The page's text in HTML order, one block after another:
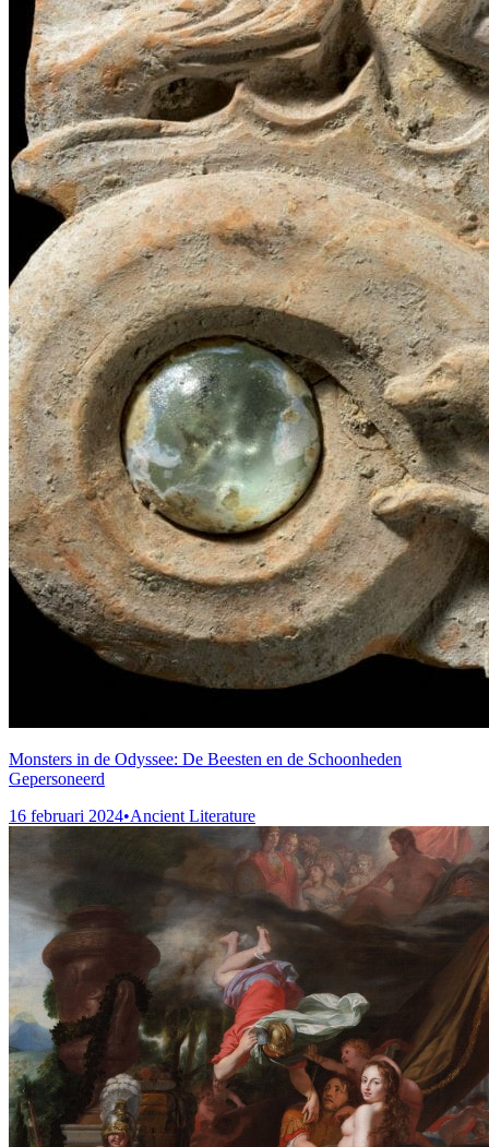
Monsters in de Odyssee: De Beesten en de Schoonheden
Gepersoneerd
16 februari 2024•Ancient Literature